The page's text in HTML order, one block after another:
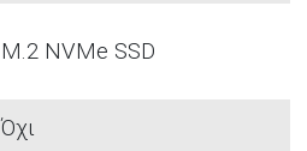
Μ.2 NVMe SSD
Όχι